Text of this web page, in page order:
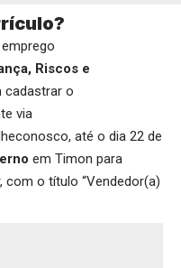
Riscos e
cadastrar o
via
, até o dia 22 de
em Timon para
com o título “Vendedor(a)